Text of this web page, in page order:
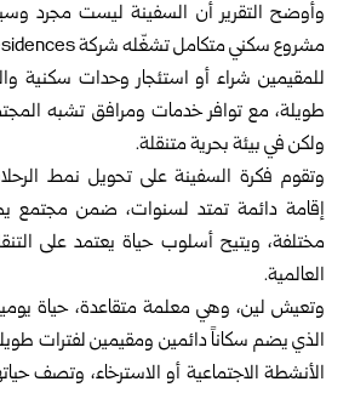
وأوضح التقرير أن السفينة ليست مجرد
للمقيمين شراء أو استئجار وحدات سكنية
طويلة، مع توافر خدمات ومرافق تشبه
ولكن في بيئة بحرية متنقلة.
وتقوم فكرة السفينة على تحويل نمط
إقامة دائمة تمتد لسنوات، ضمن مجتمع
مختلفة، ويتيح أسلوب حياة يعتمد على
العالمية.
وتعيش لين، وهي معلمة متقاعدة، حياة
الذي يضم سكاناً دائمين ومقيمين لفترات
الأنشطة الاجتماعية أو الاسترخاء، وتصف